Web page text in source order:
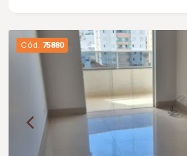
Estético ,Sala De Jogos,
Playground, Lounge, Salão De
Squash, Espaço Pet Place,
Banheiros, Minimercado,
Solarium, Lobby,
Cód. 75880